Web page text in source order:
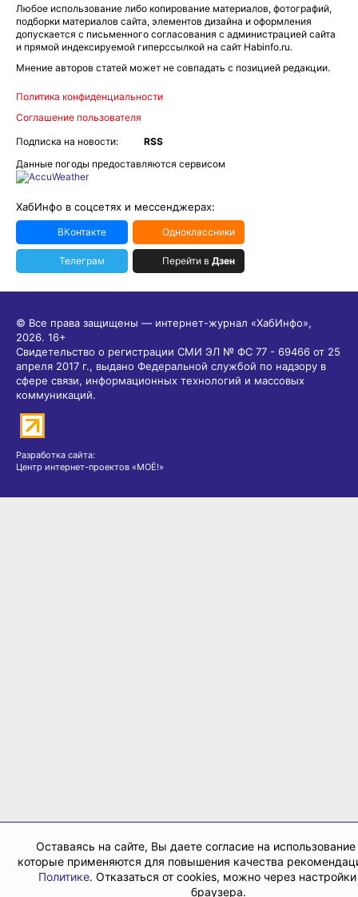
Любое использование либо копирование материалов, фотографий,
подборки материалов сайта, элементов дизайна и оформления
допускается с письменного согласования с администрацией сайта
и прямой индексируемой гиперссылкой на сайт Habinfo.ru.
Мнение авторов статей может не совпадать с позицией редакции.
Политика конфиденциальности
Соглашение пользователя
Подписка на новости:
RSS
Данные погоды предоставляются сервисом
ХабИнфо в соцсетях и мессенджерах:
ВКонтакте Одноклассники
Телеграм Перейти в Дзен
© Все права защищены — интернет-журнал «ХабИнфо»,
2026. 16+
Свидетельство о регистрации СМИ ЭЛ № ФС 77 - 69466 от 25
апреля 2017 г., выдано Федеральной службой по надзору в
сфере связи, информационных технологий и массовых
коммуникаций.
Разработка сайта:
Центр интернет-проектов «МОЁ!»
Оставаясь на сайте, Вы даете согласие на
которые применяются для повышения качества
Политике. Отказаться от cookies, можно через
браузера.